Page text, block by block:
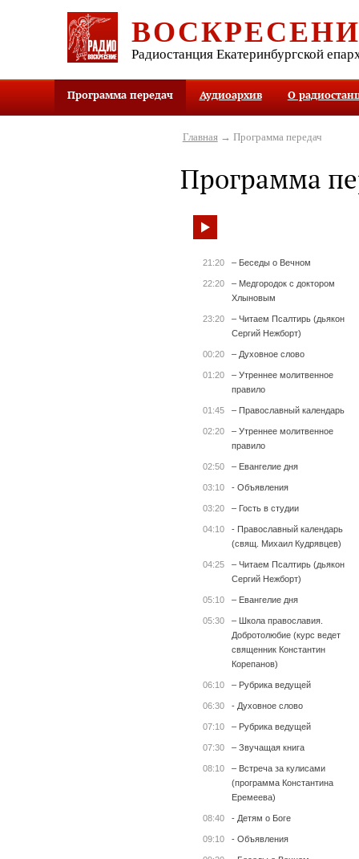
Радиостанция Екатеринбургской
Программа передач Аудиоархив О
Главная→ Программа передач
Программа
21:20 – Беседы о Вечном
22:20
– Медгородок с доктором
Хлыновым
23:20
– Читаем Псалтирь (дьякон
Сергий Нежборт)
00:20 – Духовное слово
01:20
– Утреннее молитвенное
правило
01:45 – Православный календарь
02:20
– Утреннее молитвенное
правило
02:50 – Евангелие дня
03:10 - Объявления
03:20 – Гость в студии
04:10
- Православный календарь
(свящ. Михаил Кудрявцев)
04:25
– Читаем Псалтирь (дьякон
Сергий Нежборт)
05:10 – Евангелие дня
05:30
– Школа православия.
Добротолюбие (курс ведет
священник Константин
Корепанов)
06:10 – Рубрика ведущей
06:30 - Духовное слово
07:10 – Рубрика ведущей
07:30 – Звучащая книга
08:10
– Встреча за кулисами
(программа Константина
Еремеева)
08:40 - Детям о Боге
09:10 - Объявления